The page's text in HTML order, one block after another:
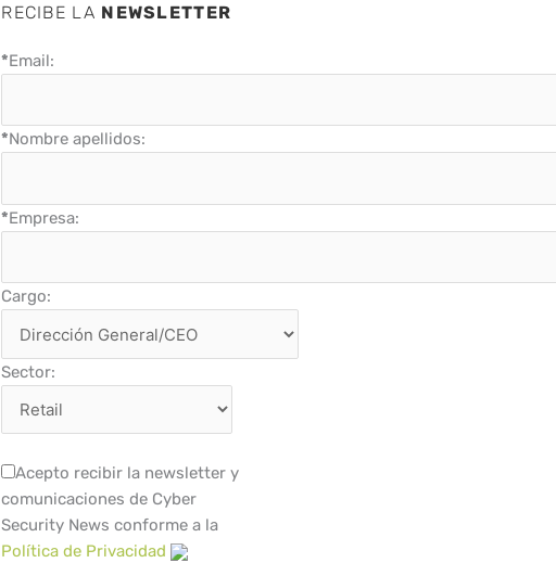
RECIBE LA NEWSLETTER
*Email:
*Nombre apellidos:
*Empresa:
Cargo:
Sector:
Acepto recibir la newsletter y
comunicaciones de Cyber
Security News conforme a la
Política de Privacidad